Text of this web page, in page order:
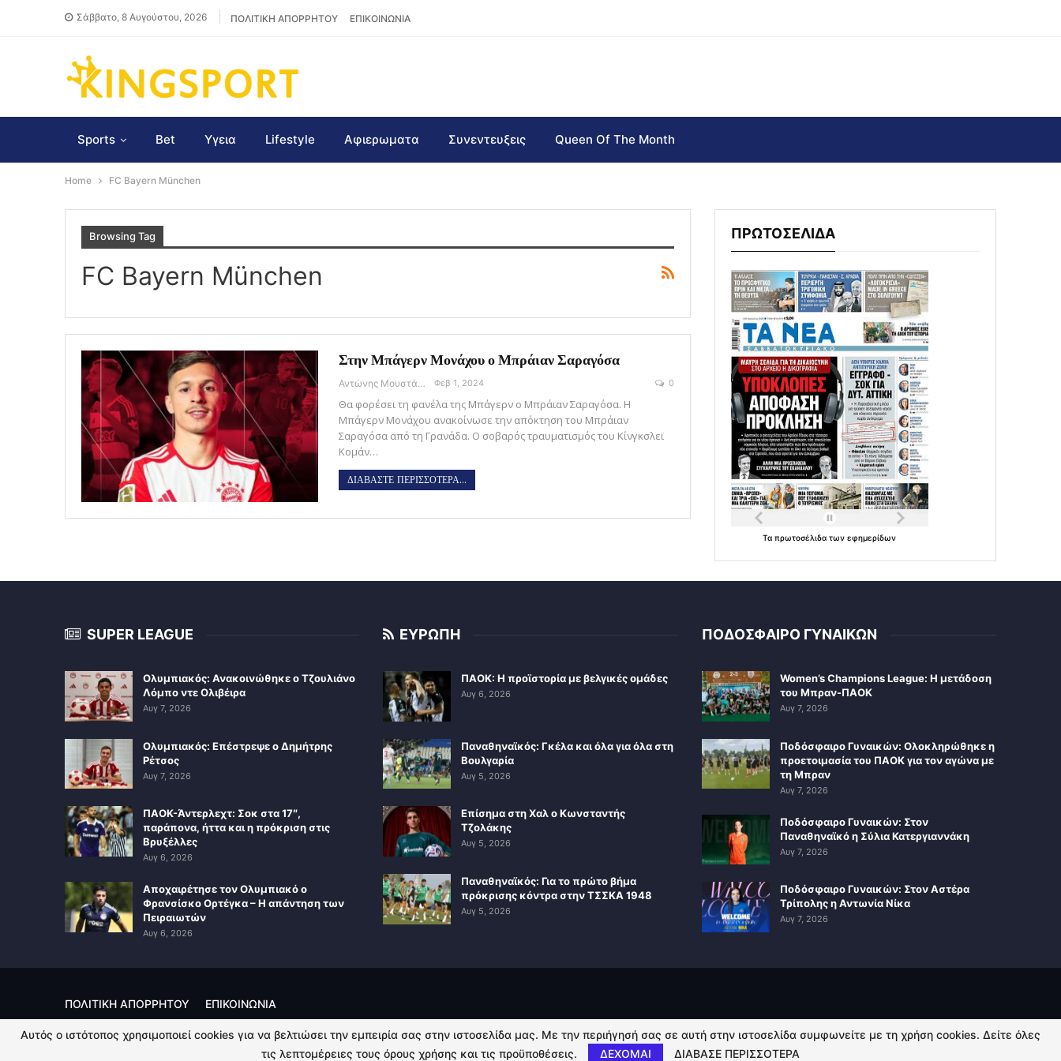
Σάββατο, 8 Αυγούστου, 2026 ΠΟΛΙΤΙΚΗ ΑΠΟΡΡΗΤΟΥ ΕΠΙΚΟΙΝΩΝΙΑ
Sports Bet Υγεια Lifestyle Αφιερωματα Συνεντευξεις Queen Of The Month
Home FC Bayern München
Browsing Tag
FC Bayern München
Στην Μπάγερν Μονάχου ο Μπράιαν Σαραγόσα
Αντώνης Μουστάκας Φεβ 1, 2024 0
Θα φορέσει τη φανέλα της Μπάγερν ο Μπράιαν Σαραγόσα. Η
Μπάγερν Μονάχου ανακοίνωσε την απόκτηση του Μπράιαν
Σαραγόσα από τη Γρανάδα. Ο σοβαρός τραυματισμός του Κίνγκσλεϊ
Κομάν…
ΔΙΑΒΑΣΤΕ ΠΕΡΙΣΣΟΤΕΡΑ...
ΠΡΩΤΟΣΕΛΙΔΑ
Ταπρωτοσέλιδατωνεφημερίδων
SUPER LEAGUE
Ολυμπιακός: Ανακοινώθηκε ο Τζουλιάνο
Λόμπο ντε Ολιβέιρα
Αυγ 7, 2026
Ολυμπιακός: Επέστρεψε ο Δημήτρης
Ρέτσος
Αυγ 7, 2026
ΠΑΟΚ-Άντερλεχτ: Σοκ στα 17″,
παράπονα, ήττα και η πρόκριση στις
Βρυξέλλες
Αυγ 6, 2026
Αποχαιρέτησε τον Ολυμπιακό ο
Φρανσίσκο Ορτέγκα – Η απάντηση των
Πειραιωτών
Αυγ 6, 2026
ΕΥΡΩΠΗ
ΠΑΟΚ: Η προϊστορία με βελγικές ομάδες
Αυγ 6, 2026
Παναθηναϊκός: Γκέλα και όλα για όλα στη
Βουλγαρία
Αυγ 5, 2026
Επίσημα στη Χαλ ο Κωνσταντής
Τζολάκης
Αυγ 5, 2026
Παναθηναϊκός: Για το πρώτο βήμα
πρόκρισης κόντρα στην ΤΣΣΚΑ 1948
Αυγ 5, 2026
ΠΟΔΟΣΦΑΙΡΟ ΓΥΝΑΙΚΩΝ
Women’s Champions League: Η μετάδοση
του Μπραν-ΠΑΟΚ
Αυγ 7, 2026
Ποδόσφαιρο Γυναικών: Ολοκληρώθηκε η
προετοιμασία του ΠΑΟΚ για τον αγώνα με
τη Μπραν
Αυγ 7, 2026
Ποδόσφαιρο Γυναικών: Στον
Παναθηναϊκό η Σύλια Κατεργιαννάκη
Αυγ 7, 2026
Ποδόσφαιρο Γυναικών: Στον Αστέρα
Τρίπολης η Αντωνία Νίκα
Αυγ 7, 2026
ΠΟΛΙΤΙΚΗ ΑΠΟΡΡΗΤΟΥ ΕΠΙΚΟΙΝΩΝΙΑ
© 2026 - Kingsport.gr. All Rights Reserved.
Αυτός ο ιστότοπος χρησιμοποιεί cookies για να βελτιώσει την εμπειρία σας στην ιστοσελίδα μας. Με την περιήγησή σας σε αυτή στην ιστοσελίδα συμφωνείτε με τη χρήση cookies. Δείτε όλες
τις λεπτομέρειες τους όρους χρήσης και τις προϋποθέσεις.
ΔΕΧΟΜΑΙ ΔΙΑΒΑΣΕ ΠΕΡΙΣΣΟΤΕΡΑ